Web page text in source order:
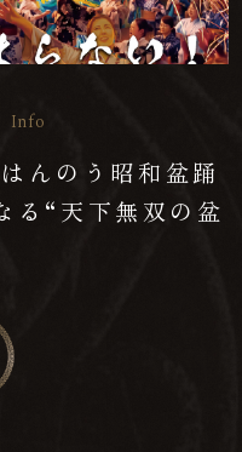
Info
んのう昭和盆踊
る“天下無双の盆